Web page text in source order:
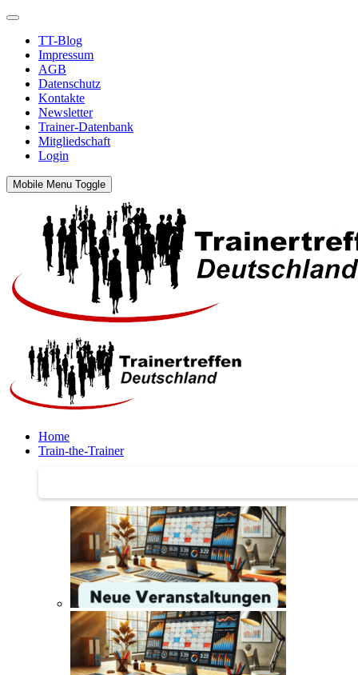
TT-Blog
Impressum
AGB
Datenschutz
Kontakte
Newsletter
Trainer-Datenbank
Mitgliedschaft
Login
Mobile Menu Toggle
Home
Train-the-Trainer